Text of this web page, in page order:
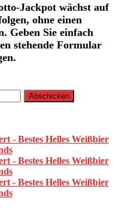
Jackpot wächst auf
ohne einen
Geben Sie einfach
stehende Formular